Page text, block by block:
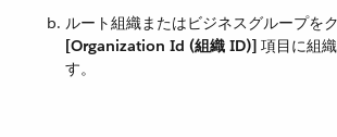
ルート組織またはビジネスグループを
[Organization Id (組織 ID)] 項目に組
す。